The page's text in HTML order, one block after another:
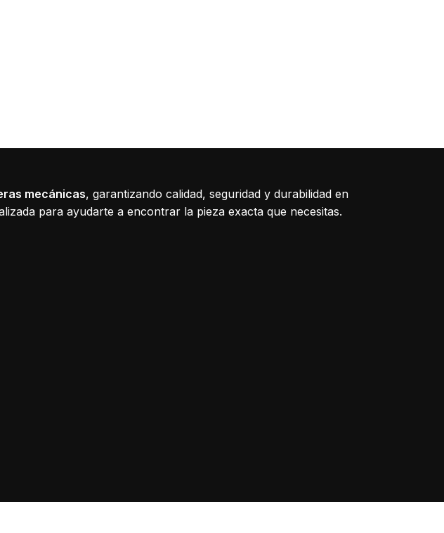
mecánicas, garantizando calidad, seguridad y durabilidad en
para ayudarte a encontrar la pieza exacta que necesitas.